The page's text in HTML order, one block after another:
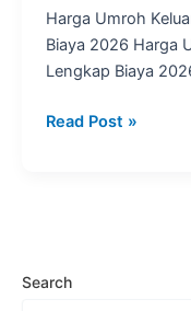
Harga Umroh
Biaya 2026 Harga
Lengkap Biaya
Harga
Read Post »
Search